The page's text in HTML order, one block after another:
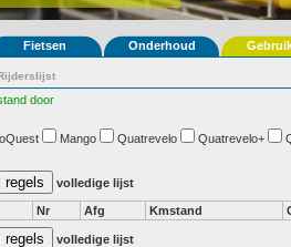
Fietsen Onderhoud
door
Mango Quatrevelo Quatrevelo+
volledige lijst
Nr Afg Kmstand
volledige lijst